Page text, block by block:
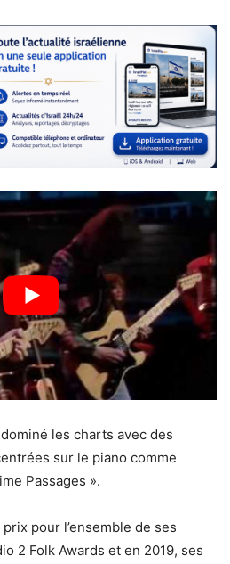
les charts avec des
sur le piano comme
Passages ».
pour l’ensemble de ses
2 Folk Awards et en 2019, ses